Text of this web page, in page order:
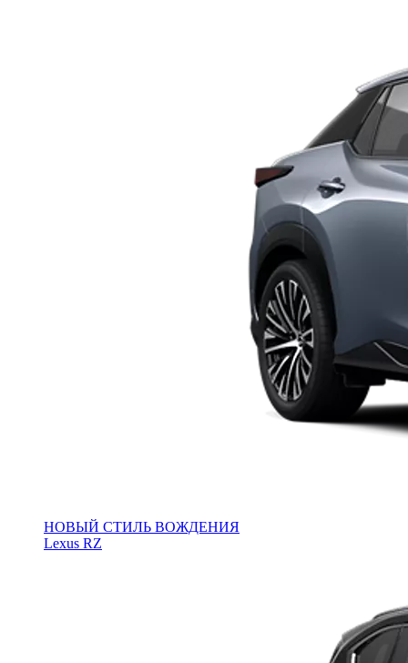
НОВЫЙ СТИЛЬ ВОЖДЕНИЯ
Lexus RZ